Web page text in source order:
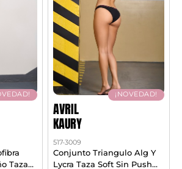
Taza
¡NOVEDAD!
AVRIL
KAURY
517-3009
Conjunto Triangulo Alg Y
Lycra Taza Soft Sin Push